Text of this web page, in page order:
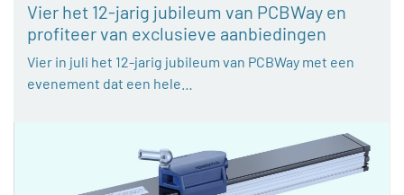
Vier het 12-jarig jubileum van PCBWay en
profiteer van exclusieve aanbiedingen
Vier in juli het 12-jarig jubileum van PCBWay met een
evenement dat een hele…